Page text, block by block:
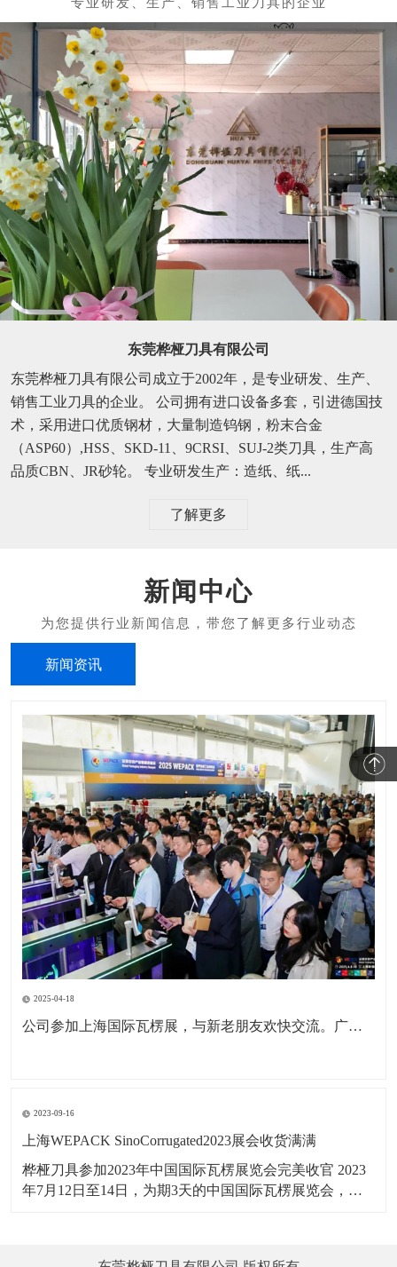
东莞桦桠刀具有限公司
东莞桦桠刀具有限公司成立于2002年，是专业研发、生产、
销售工业刀具的企业。 公司拥有进口设备多套，引进德国技
术，采用进口优质钢材，大量制造钨钢，粉末合金
（ASP60）,HSS、SKD-11、9CRSI、SUJ-2类刀具，生产高
品质CBN、JR砂轮。 专业研发生产：造纸、纸...
了解更多
新闻中心
新闻资讯
2025-04-18
公司参加上海国际瓦楞展，与新老朋友欢快交流。广东包协纸委会领导亲临现场参观。本次展会为公司深耕国内市场，拓展海外市场，更前进了一步。
2023-09-16
上海WEPACK SinoCorrugated2023展会收货满满
桦桠刀具参加2023年中国国际瓦楞展览会完美收官 2023
年7月12日至14日，为期3天的中国国际瓦楞展览会，在